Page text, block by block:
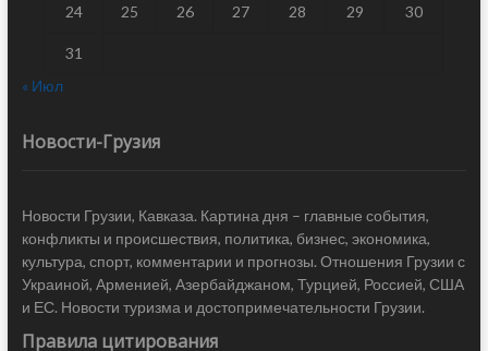
24 25 26 27 28 29 30
31
« Июл
Новости-Грузия
Новости Грузии, Кавказа. Картина дня – главные события,
конфликты и происшествия, политика, бизнес, экономика,
культура, спорт, комментарии и прогнозы. Отношения Грузии с
Украиной, Арменией, Азербайджаном, Турцией, Россией, США
и ЕС. Новости туризма и достопримечательности Грузии.
Правила цитирования